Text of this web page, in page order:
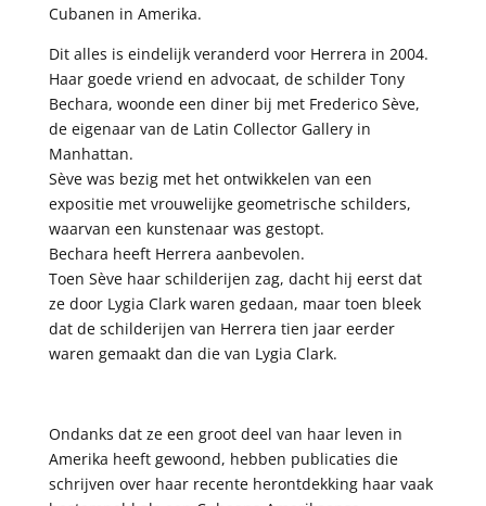
Cubanen in Amerika.
Dit alles is eindelijk veranderd voor Herrera in 2004.
Haar goede vriend en advocaat, de schilder Tony
Bechara, woonde een diner bij met Frederico Sève,
de eigenaar van de Latin Collector Gallery in
Manhattan.
Sève was bezig met het ontwikkelen van een
expositie met vrouwelijke geometrische schilders,
waarvan een kunstenaar was gestopt.
Bechara heeft Herrera aanbevolen.
Toen Sève haar schilderijen zag, dacht hij eerst dat
ze door Lygia Clark waren gedaan, maar toen bleek
dat de schilderijen van Herrera tien jaar eerder
waren gemaakt dan die van Lygia Clark.
Ondanks dat ze een groot deel van haar leven in
Amerika heeft gewoond, hebben publicaties die
schrijven over haar recente herontdekking haar vaak